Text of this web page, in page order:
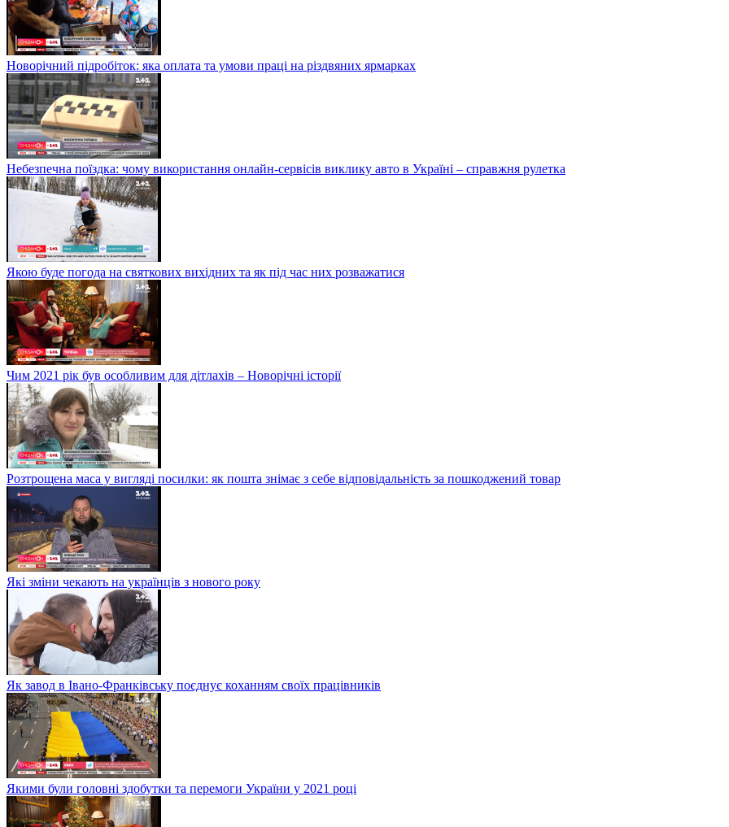
Новорічний підробіток: яка оплата та умови праці на різдвяних ярмарках
Небезпечна поїздка: чому використання онлайн-сервісів виклику авто в Україні – справжня рулетка
Якою буде погода на святкових вихідних та як під час них розважатися
Чим 2021 рік був особливим для дітлахів – Новорічні історії
Розтрощена маса у вигляді посилки: як пошта знімає з себе відповідальність за пошкоджений товар
Які зміни чекають на українців з нового року
Як завод в Івано-Франківську поєднує коханням своїх працівників
Якими були головні здобутки та перемоги України у 2021 році